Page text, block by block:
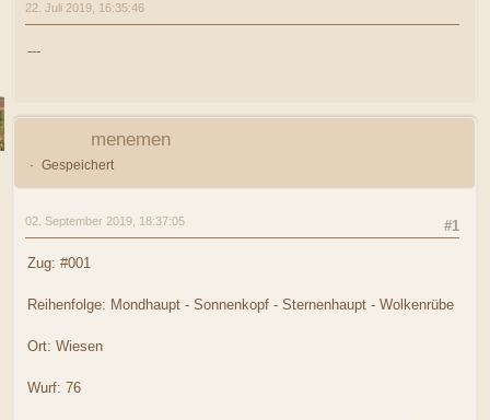
22. Juli 2019, 16:35:46
---
menemen
Gespeichert
#1
02. September 2019, 18:37:05
Zug: #001
Reihenfolge: Mondhaupt - Sonnenkopf - Sternenhaupt - Wolkenrübe
Ort: Wiesen
Wurf: 76